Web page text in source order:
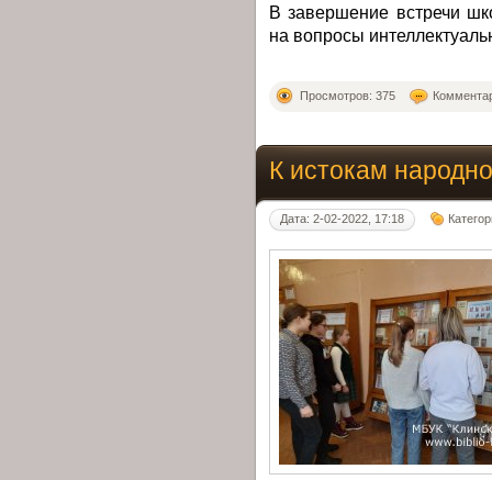
В завершение встречи
на вопросы
Просмотров: 375
К истокам
Дата: 2-02-2022, 17:18